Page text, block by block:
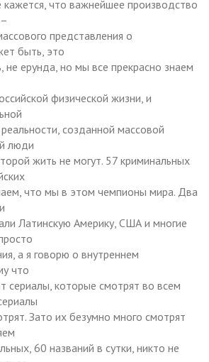
кажется, что важнейшее производство
представления о
быть, это
ерунда, но мы все прекрасно знаем
физической жизни, и
созданной массовой
люди
жить не могут. 57 криминальных
что мы в этом чемпионы мира. Два
Латинскую Америку, США и многие
а я говорю о внутреннем
что
сериалы, которые смотрят во всем
Зато их безумно много смотрят
60 названий в сутки, никто не